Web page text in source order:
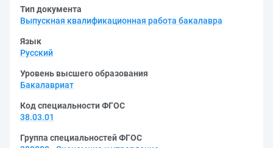
Тип документа
Выпускная квалификационная работа бакалавра
Язык
Русский
Уровень высшего образования
Бакалавриат
Код специальности ФГОС
38.03.01
Группа специальностей ФГОС